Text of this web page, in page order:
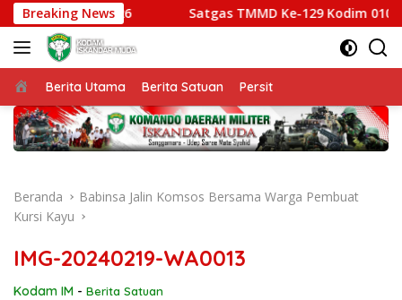
Langsung
ke
konten
Breaking News
IM Cup 2026 Satgas TMMD Ke-129 Kodim 0102/
Beranda
Berita Utama Berita Satuan Persit
Beranda
Babinsa Jalin Komsos Bersama Warga Pembuat
Kursi Kayu
IMG-20240219-WA0013
Kodam IM - Berita Satuan